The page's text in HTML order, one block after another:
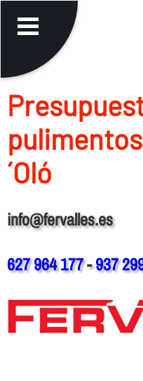
´Oló
info@fervalles.es
627 964 177-937